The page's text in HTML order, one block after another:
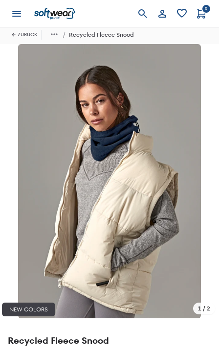
Anmelden
0
ZURÜCK Recycled Fleece Snood
1 / 2
NEW COLORS
Recycled Fleece Snood